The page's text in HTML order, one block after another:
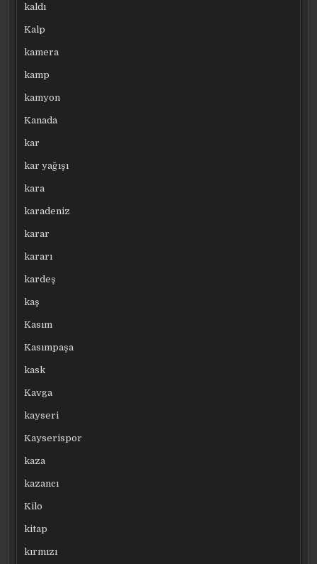
kaldı
Kalp
kamera
kamp
kamyon
Kanada
kar
kar yağışı
kara
karadeniz
karar
kararı
kardeş
kaş
Kasım
Kasımpaşa
kask
Kavga
kayseri
Kayserispor
kaza
kazancı
Kilo
kitap
kırmızı